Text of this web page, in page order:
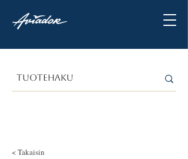
< Takaisin